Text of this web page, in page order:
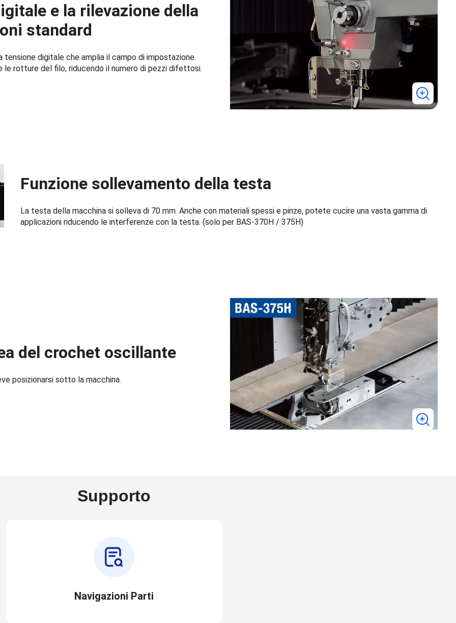
e la rilevazione della
standard
digitale che amplia il campo di impostazione
le rotture del filo, riducendo il numero di pezzi difettosi.
Funzione sollevamento della testa
La testa della macchina si solleva di 70 mm. Anche con materiali spessi e pinze, potete cucire una vasta gamma di
applicazioni riducendo le interferenze con la testa. (solo per BAS-370H / 375H)
del crochet oscillante
posizionarsi sotto la macchina.
Supporto
Navigazioni Parti